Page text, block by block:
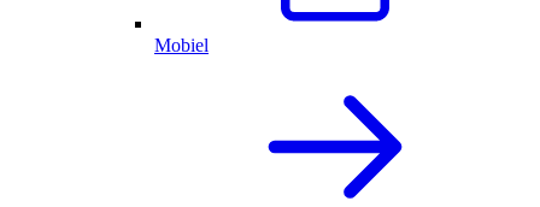
Mobiel